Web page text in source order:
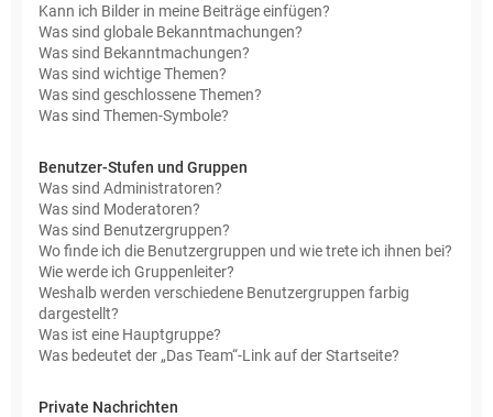
Kann ich Bilder in meine Beiträge einfügen?
Was sind globale Bekanntmachungen?
Was sind Bekanntmachungen?
Was sind wichtige Themen?
Was sind geschlossene Themen?
Was sind Themen-Symbole?
Benutzer-Stufen und Gruppen
Was sind Administratoren?
Was sind Moderatoren?
Was sind Benutzergruppen?
Wo finde ich die Benutzergruppen und wie trete ich ihnen bei?
Wie werde ich Gruppenleiter?
Weshalb werden verschiedene Benutzergruppen farbig
dargestellt?
Was ist eine Hauptgruppe?
Was bedeutet der „Das Team“-Link auf der Startseite?
Private Nachrichten